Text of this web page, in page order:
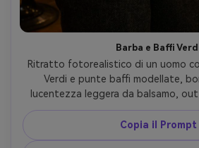
Barba e Baffi
Ritratto fotorealistico di un uomo
Verdi e punte baffi modellate,
lucentezza leggera da balsamo,
interno barbiere vintage,
85mm, grading cinematografico,
premium --ar 4:5
Copia il Prompt